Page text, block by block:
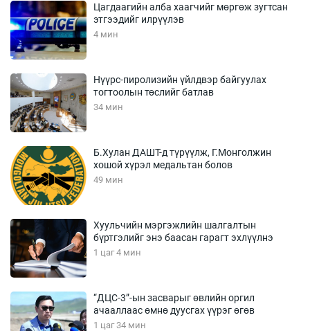
Цагдаагийн алба хаагчийг мөргөж зугтсан
этгээдийг илрүүлэв
4 мин
Нүүрс-пиролизийн үйлдвэр байгуулах
тогтоолын төслийг батлав
34 мин
Б.Хулан ДАШТ-д түрүүлж, Г.Монголжин
хошой хүрэл медальтан болов
49 мин
Хуульчийн мэргэжлийн шалгалтын
бүртгэлийг энэ баасан гарагт эхлүүлнэ
1 цаг 4 мин
“ДЦС-3”-ын засварыг өвлийн оргил
ачааллаас өмнө дуусгах үүрэг өгөв
1 цаг 34 мин